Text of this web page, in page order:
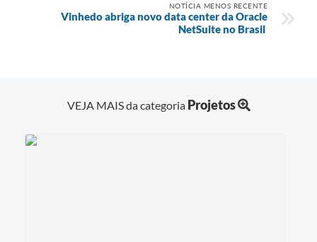
NOTÍCIA MENOS RECENTE
Vinhedo abriga novo data center da Oracle
NetSuite no Brasil
VEJA MAIS da categoria Projetos